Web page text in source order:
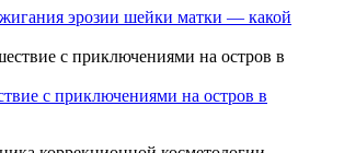
эрозии шейки матки — какой
с приключениями на остров в